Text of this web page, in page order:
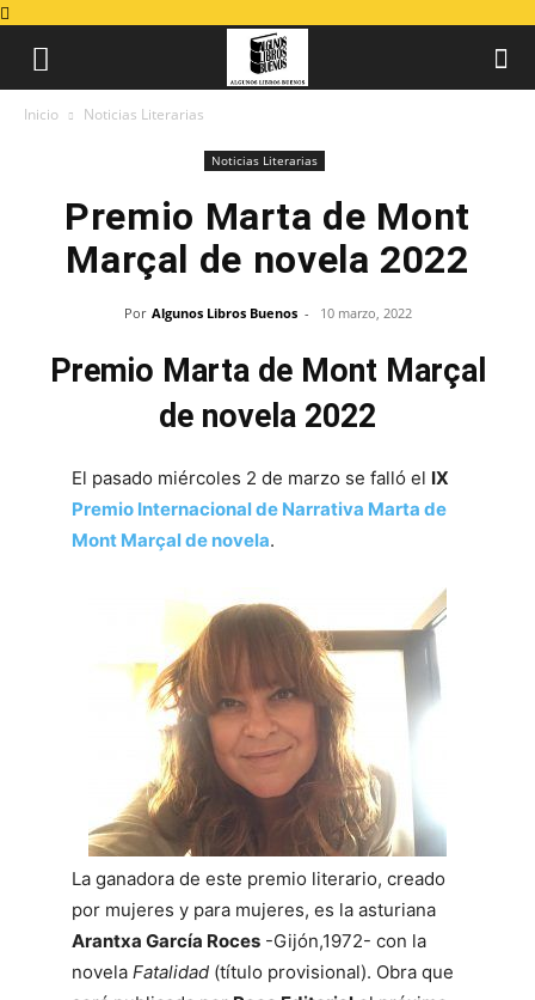
Inicio Noticias Literarias
Noticias Literarias
Premio Marta de Mont
Marçal de novela 2022
Por Algunos Libros Buenos - 10 marzo, 2022
Premio Marta de Mont Marçal
de novela 2022
El pasado miércoles 2 de marzo se falló el IX
Premio Internacional de Narrativa Marta de
Mont Marçal de novela.
La ganadora de este premio literario, creado
por mujeres y para mujeres, es la asturiana
Arantxa García Roces -Gijón,1972- con la
novela Fatalidad (título provisional). Obra que